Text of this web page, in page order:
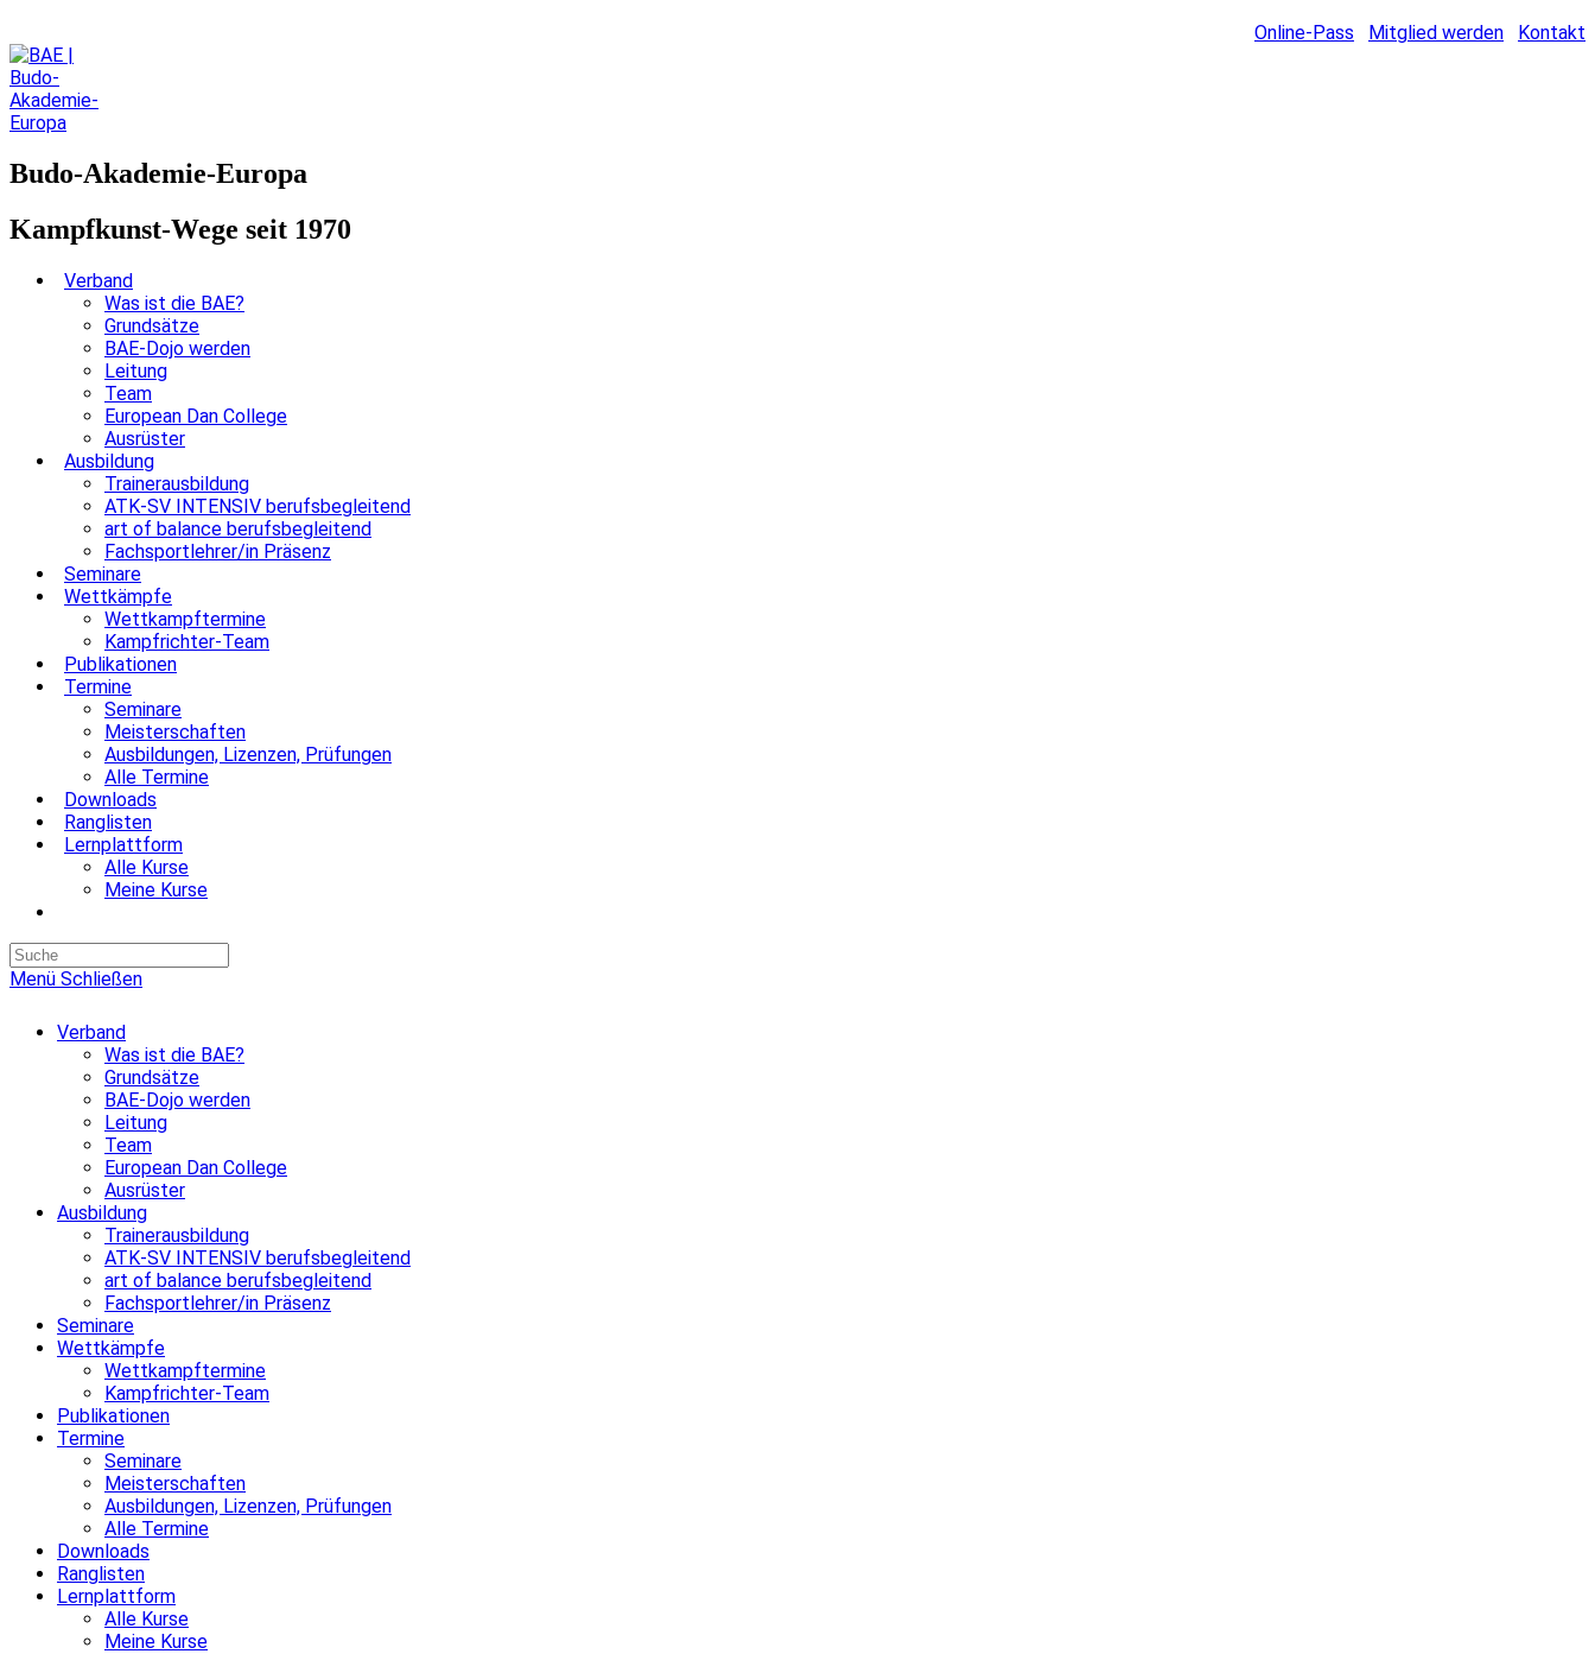
Online-Pass Mitglied werden Kontakt
Budo-Akademie-Europa
Kampfkunst-Wege seit 1970
Verband
Was ist die BAE?
Grundsätze
BAE-Dojo werden
Leitung
Team
European Dan College
Ausrüster
Ausbildung
Trainerausbildung
ATK-SV INTENSIV berufsbegleitend
art of balance berufsbegleitend
Fachsportlehrer/in Präsenz
Seminare
Wettkämpfe
Wettkampftermine
Kampfrichter-Team
Publikationen
Termine
Seminare
Meisterschaften
Ausbildungen, Lizenzen, Prüfungen
Alle Termine
Downloads
Ranglisten
Lernplattform
Alle Kurse
Meine Kurse
Menü Schließen
Verband
Was ist die BAE?
Grundsätze
BAE-Dojo werden
Leitung
Team
European Dan College
Ausrüster
Ausbildung
Trainerausbildung
ATK-SV INTENSIV berufsbegleitend
art of balance berufsbegleitend
Fachsportlehrer/in Präsenz
Seminare
Wettkämpfe
Wettkampftermine
Kampfrichter-Team
Publikationen
Termine
Seminare
Meisterschaften
Ausbildungen, Lizenzen, Prüfungen
Alle Termine
Downloads
Ranglisten
Lernplattform
Alle Kurse
Meine Kurse